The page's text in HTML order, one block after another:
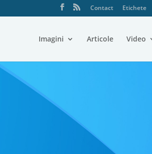
Contact Etichete
Imagini Articole Video